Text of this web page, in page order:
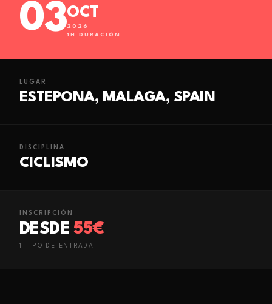
03OCT
2026
1H DURACIÓN
LUGAR
ESTEPONA, MALAGA, SPAIN
DISCIPLINA
CICLISMO
INSCRIPCIÓN
DESDE 55€
1 TIPO DE ENTRADA